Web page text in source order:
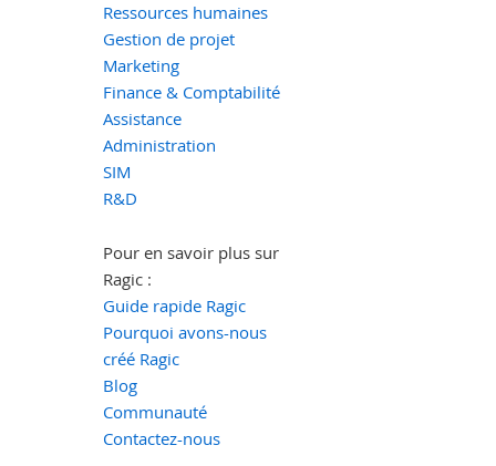
Ressources humaines
Gestion de projet
Marketing
Finance & Comptabilité
Assistance
Administration
SIM
R&D
Pour en savoir plus sur
Ragic :
Guide rapide Ragic
Pourquoi avons-nous
créé Ragic
Blog
Communauté
Contactez-nous